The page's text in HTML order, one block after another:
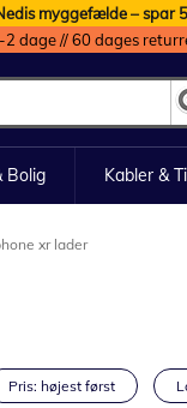
myggefælde – spar
dage // 60 dages
Bolig Kabler &
xr lader
Pris: højest først